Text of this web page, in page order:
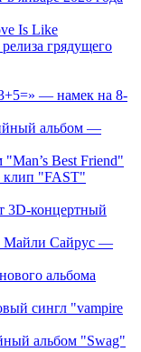
Is Like
грядущего
— намек на 8-
альбом —
Best Friend"
клип "FAST"
3D-концертный
Майли Сайрус —
альбома
сингл "vampire
альбом "Swag"